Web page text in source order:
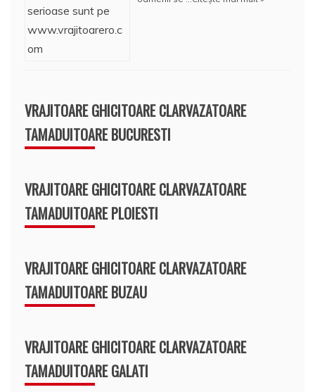
VRAJITOARE GHICITOARE CLARVAZATOARE
TAMADUITOARE BUCURESTI
VRAJITOARE GHICITOARE CLARVAZATOARE
TAMADUITOARE PLOIESTI
VRAJITOARE GHICITOARE CLARVAZATOARE
TAMADUITOARE BUZAU
VRAJITOARE GHICITOARE CLARVAZATOARE
TAMADUITOARE GALATI